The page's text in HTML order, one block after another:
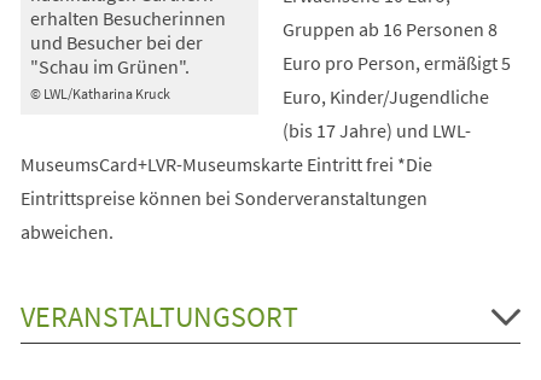
© LWL/Katharina Kruck
erhalten Besucherinnen
und Besucher bei der
"Schau im Grünen".
Gruppen ab 16 Personen 8
Euro pro Person, ermäßigt 5
Euro, Kinder/Jugendliche
(bis 17 Jahre) und LWL-
MuseumsCard+LVR-Museumskarte Eintritt frei *Die
Eintrittspreise können bei Sonderveranstaltungen
abweichen.
VERANSTALTUNGSORT